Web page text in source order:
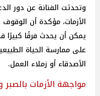
وتحدثت الفنانة عن دور
الأزمات، مؤكدة أن
يمكن أن يحدث فرقًا كبيرًا
على ممارسة الحياة
الأصدقاء أو زملاء العمل.
مواجهة الأزمات بالصبر